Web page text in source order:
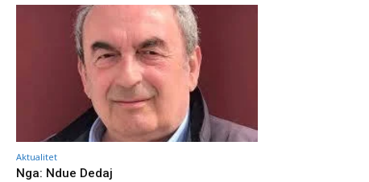
Aktualitet
Nga: Ndue Dedaj